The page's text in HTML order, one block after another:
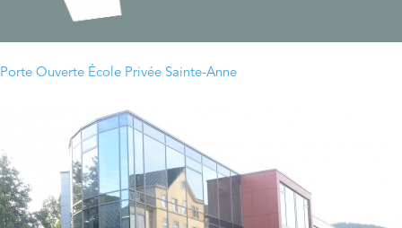
Porte Ouverte École Privée Sainte-Anne